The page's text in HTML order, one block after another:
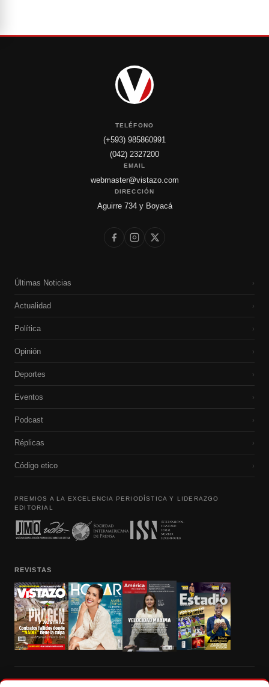
TELÉFONO
(+593) 985860991
(042) 2327200
EMAIL
webmaster@vistazo.com
DIRECCIÓN
Aguirre 734 y Boyacá
Últimas Noticias ›
Actualidad ›
Política ›
Opinión ›
Deportes ›
Eventos ›
Podcast ›
Réplicas ›
Código etico ›
PREMIOS A LA EXCELENCIA PERIODÍSTICA Y LIDERAZGO
EDITORIAL
REVISTAS